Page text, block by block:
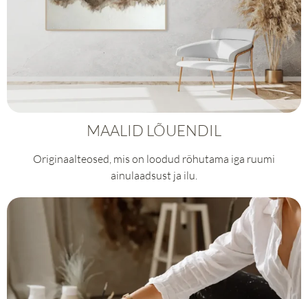
MAALID LÕUENDIL
Originaalteosed, mis on loodud rõhutama iga ruumi
ainulaadsust ja ilu.